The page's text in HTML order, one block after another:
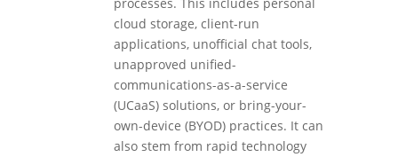
cloud storage, client-run
applications, unofficial chat tools,
unapproved unified-
communications-as-a-service
(UCaaS) solutions, or bring-your-
own-device (BYOD) practices. It can
also stem from rapid technology